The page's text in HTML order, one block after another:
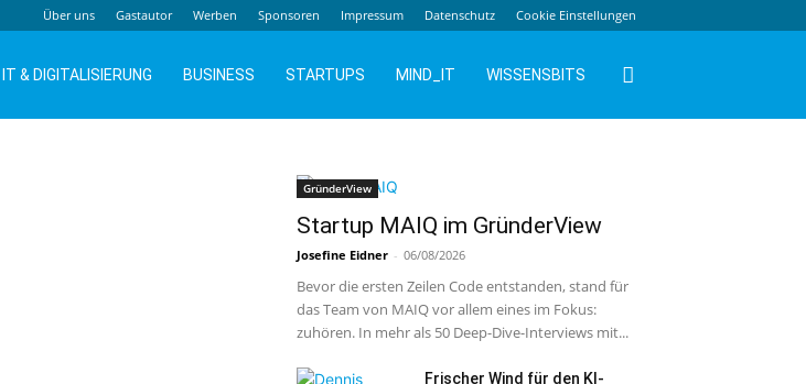
Über uns Gastautor Werben Sponsoren Impressum Datenschutz Cookie Einstellungen
IT & DIGITALISIERUNG BUSINESS STARTUPS MIND_IT WISSENSBITS
GründerView
Startup MAIQ im GründerView
Josefine Eidner - 06/08/2026
Bevor die ersten Zeilen Code entstanden, stand für
das Team von MAIQ vor allem eines im Fokus:
zuhören. In mehr als 50 Deep-Dive-Interviews mit...
Frischer Wind für den KI-